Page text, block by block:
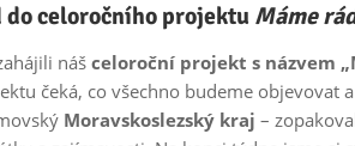
do celoročního projektu Máme
náš celoroční projekt s názvem
čeká, co všechno budeme objevovat
Moravskoslezský kraj –